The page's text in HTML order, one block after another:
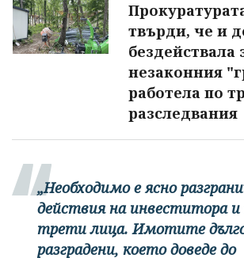
твърди, че и
бездействала
незаконния
работела по
разследвания
„Необходимо е ясно
действия на инвеститора и
трети лица. Имотите
разградени, което доведе до